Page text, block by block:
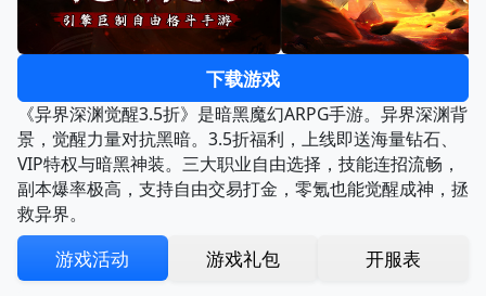
下载游戏
《异界深渊觉醒3.5折》是暗黑魔幻ARPG手游。异界深渊背
景，觉醒力量对抗黑暗。3.5折福利，上线即送海量钻石、
VIP特权与暗黑神装。三大职业自由选择，技能连招流畅，
副本爆率极高，支持自由交易打金，零氪也能觉醒成神，拯
救异界。
游戏活动 游戏礼包 开服表